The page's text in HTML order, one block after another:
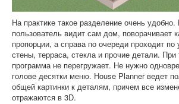
На практике такое разделение очень удобно.
пользователь видит сам дом, поворачивает
пропорции, а справа по очереди проходит
стены, терраса, стекла и прочие детали.
программа не перегружает. Не нужно
голове десятки меню. House Planner ведет
общей картинки к деталям, причем все
отражаются в 3D.